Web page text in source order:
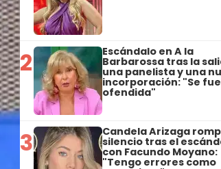
2 Escándalo en A la
Barbarossa tras la
una panelista y una
incorporación: "Se fue
ofendida"
3 Candela Arizaga
silencio tras el
con Facundo Moyano:
"Tengo errores como